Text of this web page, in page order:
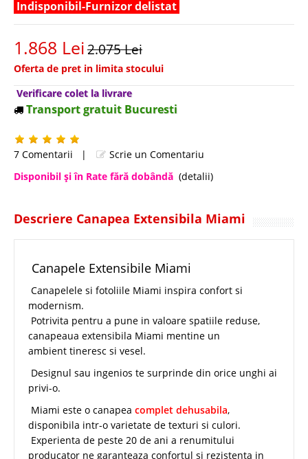
Indisponibil-Furnizor delistat
1.868 Lei2.075 Lei
Oferta de pret in limita stocului
Verificare colet la livrare
Transport gratuit Bucuresti
7 Comentarii |
Scrie un Comentariu
Disponibil şi în Rate fără dobândă (detalii)
Descriere Canapea Extensibila Miami
Canapele Extensibile Miami
Canapelele si fotoliile Miami inspira confort si
modernism.
Potrivita pentru a pune in valoare spatiile reduse,
canapeaua extensibila Miami mentine un
ambient tineresc si vesel.
Designul sau ingenios te surprinde din orice unghi ai
privi-o.
Miami este o canapea complet dehusabila,
disponibila intr-o varietate de texturi si culori.
Experienta de peste 20 de ani a renumitului
producator ne garanteaza confortul si rezistenta in